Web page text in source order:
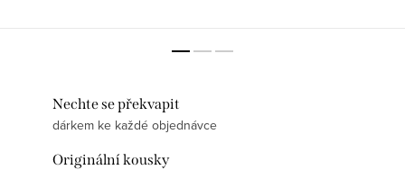
Nechte se překvapit
dárkem ke každé objednávce
Originální kousky